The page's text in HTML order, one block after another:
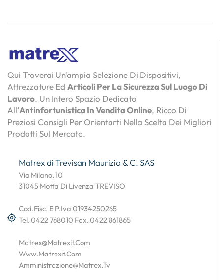
Qui Troverai Un’ampia Selezione Di Dispositivi,
Attrezzature Ed Articoli Per La Sicurezza Sul Luogo Di
Lavoro. Un Intero Spazio Dedicato
All’Antinfortunistica In Vendita Online, Ricco Di
Preziosi Consigli Per Orientarti Nella Scelta Dei Migliori
Prodotti Sul Mercato.
Matrex di Trevisan Maurizio & C. SAS
Via Milano, 10
31045 Motta Di Livenza TREVISO
Cod.Fisc. E P.Iva 01934250265
Tel. 0422 768010 Fax. 0422 861865
Matrex@matrexit.com
Www.matrexit.com
Amministrazione@matrex.tv